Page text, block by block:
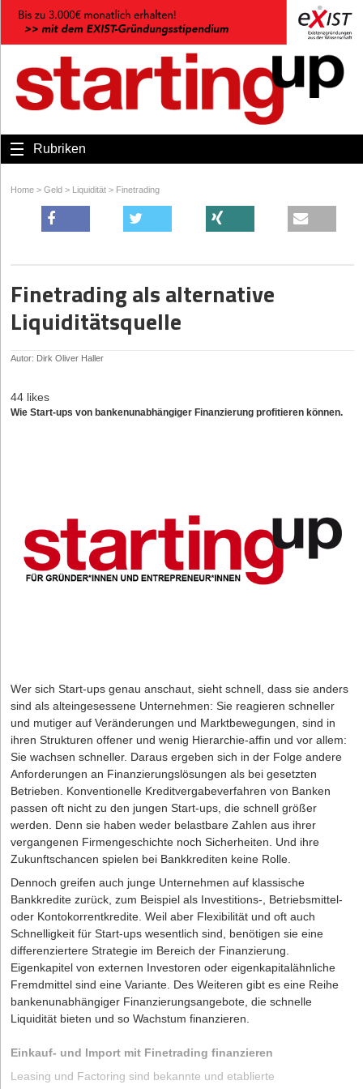
Rubriken
Home > Geld > Liquidität > Finetrading
Finetrading als alternative
Liquiditätsquelle
Autor: Dirk Oliver Haller
44 likes
Wie Start-ups von bankenunabhängiger Finanzierung profitieren können.
Wer sich Start-ups genau anschaut, sieht schnell, dass sie anders
sind als alteingesessene Unternehmen: Sie reagieren schneller
und mutiger auf Veränderungen und Marktbewegungen, sind in
ihren Strukturen offener und wenig Hierarchie-affin und vor allem:
Sie wachsen schneller. Daraus ergeben sich in der Folge andere
Anforderungen an Finanzierungslösungen als bei gesetzten
Betrieben. Konventionelle Kreditvergabeverfahren von Banken
passen oft nicht zu den jungen Start-ups, die schnell größer
werden. Denn sie haben weder belastbare Zahlen aus ihrer
vergangenen Firmengeschichte noch Sicherheiten. Und ihre
Zukunftschancen spielen bei Bankkrediten keine Rolle.
Dennoch greifen auch junge Unternehmen auf klassische
Bankkredite zurück, zum Beispiel als Investitions-, Betriebsmittel-
oder Kontokorrentkredite. Weil aber Flexibilität und oft auch
Schnelligkeit für Start-ups wesentlich sind, benötigen sie eine
differenziertere Strategie im Bereich der Finanzierung.
Eigenkapitel von externen Investoren oder eigenkapitalähnliche
Fremdmittel sind eine Variante. Des Weiteren gibt es eine Reihe
bankenunabhängiger Finanzierungsangebote, die schnelle
Liquidität bieten und so Wachstum finanzieren.
Einkauf- und Import mit Finetrading finanzieren
Leasing und Factoring sind bekannte und etablierte